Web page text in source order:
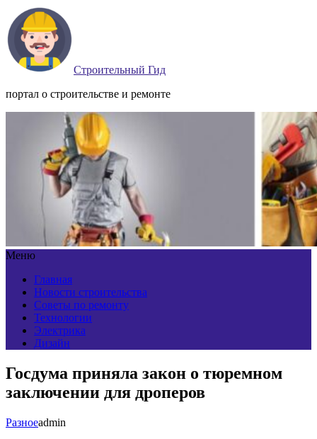
Строительный Гид
портал о строительстве и ремонте
Меню
Главная
Новости строительства
Советы по ремонту
Технологии
Электрика
Дизайн
Госдума приняла закон о тюремном
заключении для дроперов
Разноеadmin